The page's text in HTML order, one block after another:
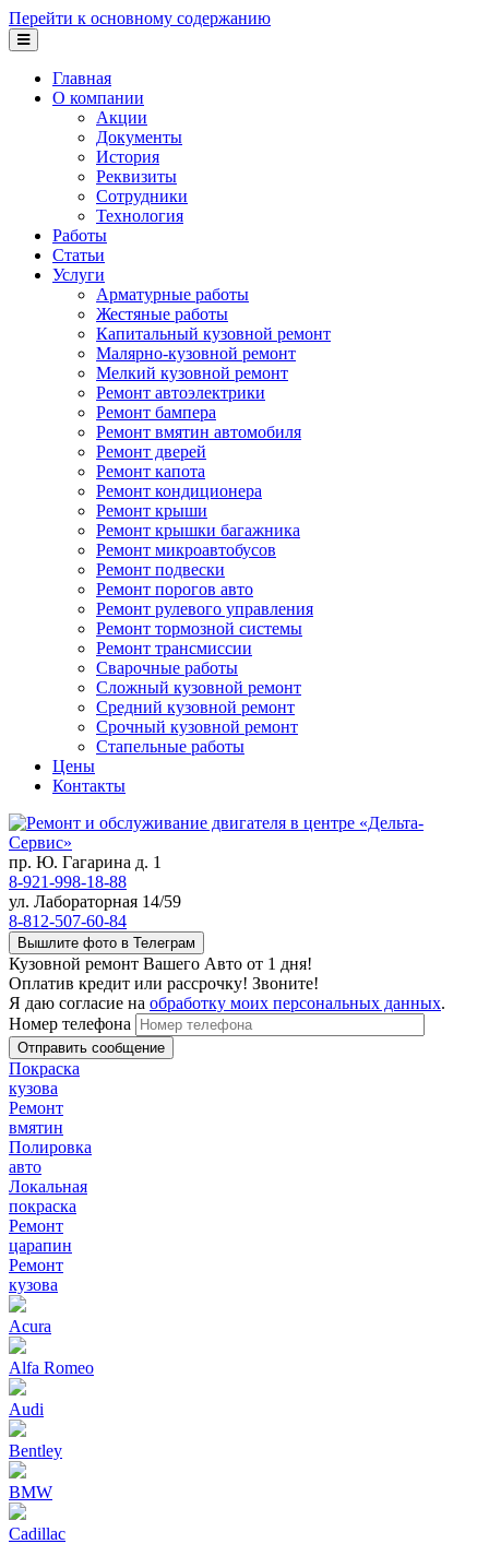
Перейти к основному содержанию
Главная
О компании
Акции
Документы
История
Реквизиты
Сотрудники
Технология
Работы
Статьи
Услуги
Арматурные работы
Жестяные работы
Капитальный кузовной ремонт
Малярно-кузовной ремонт
Мелкий кузовной ремонт
Ремонт автоэлектрики
Ремонт бампера
Ремонт вмятин автомобиля
Ремонт дверей
Ремонт капота
Ремонт кондиционера
Ремонт крыши
Ремонт крышки багажника
Ремонт микроавтобусов
Ремонт подвески
Ремонт порогов авто
Ремонт рулевого управления
Ремонт тормозной системы
Ремонт трансмиссии
Сварочные работы
Сложный кузовной ремонт
Средний кузовной ремонт
Срочный кузовной ремонт
Стапельные работы
Цены
Контакты
пр. Ю. Гагарина д. 1
8-921-998-18-88
ул. Лабораторная 14/59
8-812-507-60-84
Вышлите фото в Телеграм
Кузовной ремонт Вашего Авто от 1 дня!
Оплатив кредит или рассрочку! Звоните!
Я даю согласие на обработку моих персональных данных.
Номер телефона
Покраска
кузова
Ремонт
вмятин
Полировка
авто
Локальная
покраска
Ремонт
царапин
Ремонт
кузова
Acura
Alfa Romeo
Audi
Bentley
BMW
Cadillac